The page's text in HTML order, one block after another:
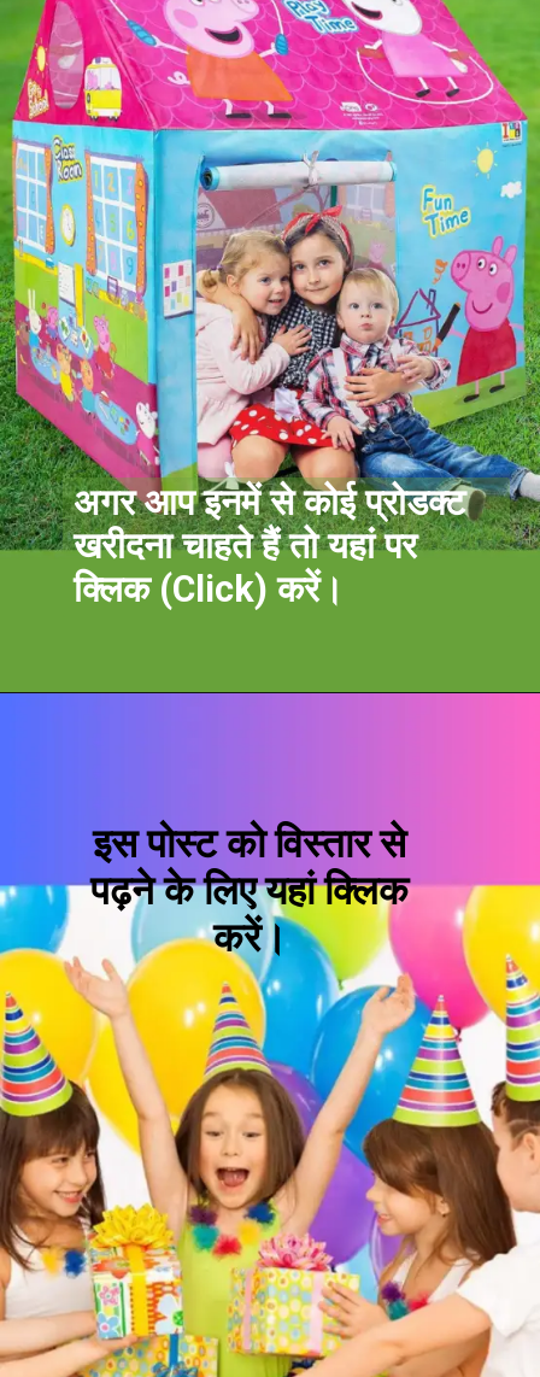
अगर आप इनमें से कोई प्रोडक्ट
खरीदना चाहते हैं तो यहां पर
क्लिक (Click) करें।
इस पोस्ट को विस्तार से
पढ़ने के लिए यहां क्लिक
करें।